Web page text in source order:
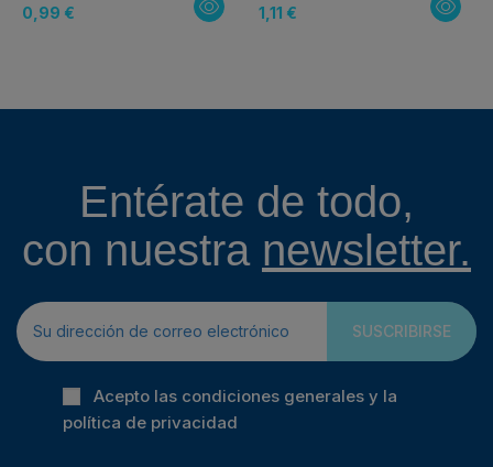
0,99 € 1,11 €
Entérate de todo,
con nuestra newsletter.
SUSCRIBIRSE
Acepto las condiciones generales y la
política de privacidad